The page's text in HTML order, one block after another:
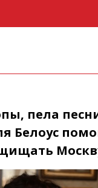
пела
Белоус